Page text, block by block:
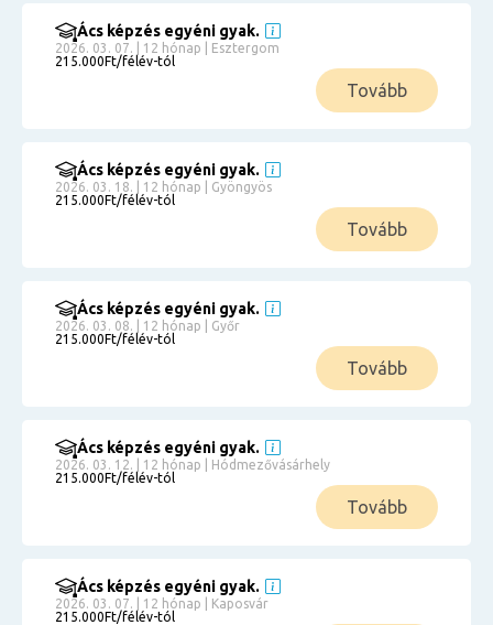
Ács képzés egyéni gyak.
2026. 03. 07. | 12 hónap | Esztergom
215.000Ft/félév-tól
Tovább
Ács képzés egyéni gyak.
2026. 03. 18. | 12 hónap | Gyöngyös
215.000Ft/félév-tól
Tovább
Ács képzés egyéni gyak.
2026. 03. 08. | 12 hónap | Győr
215.000Ft/félév-tól
Tovább
Ács képzés egyéni gyak.
2026. 03. 12. | 12 hónap | Hódmezővásárhely
215.000Ft/félév-tól
Tovább
Ács képzés egyéni gyak.
2026. 03. 07. | 12 hónap | Kaposvár
215.000Ft/félév-tól